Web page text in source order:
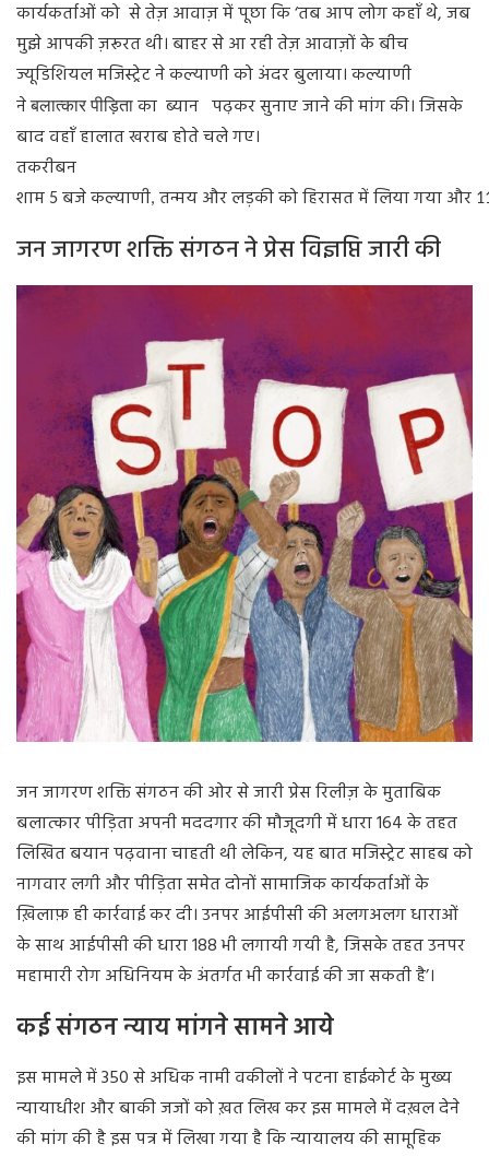
कार्यकर्ताओं को से तेज़ आवाज़ में पूछा कि ‘तब आप लोग कहाँ थे, जब
मुझे आपकी ज़रूरत थी। बाहर से आ रही तेज़ आवाज़ों के बीच
ज्यूडिशियल मजिस्ट्रेट ने कल्याणी को अंदर बुलाया। कल्याणी
नेबलात्कार पीड़िता का ब्यान पढ़कर सुनाए जाने की मांग की। जिसके
बाद वहाँ हालात खराब होते चले गए।
तकरीबन
शाम 5 बजे कल्याणी, तन्मय और लड़की को हिरासत में लिया गया और
जन जागरण शक्ति संगठन ने प्रेस विज्ञप्ति जारी की
जन जागरण शक्ति संगठन की ओर से जारी प्रेस रिलीज़ के मुताबिक
बलात्कार पीड़िता अपनी मददगार की मौजूदगी में धारा 164 के तहत
लिखित बयान पढ़वाना चाहती थी लेकिन, यह बात मजिस्ट्रेट साहब को
नागवार लगी और पीड़िता समेत दोनों सामाजिक कार्यकर्ताओं के
ख़िलाफ़ ही कार्रवाई कर दी। उनपर आईपीसी की अलगअलग धाराओं
के साथ आईपीसी की धारा 188 भी लगायी गयी है, जिसके तहत उनपर
महामारी रोग अधिनियम के अंतर्गत भी कार्रवाई की जा सकती है’।
कई संगठन न्याय मांगने सामने आये
इस मामले में 350 से अधिक नामी वकीलों ने पटना हाईकोर्ट के मुख्य
न्यायाधीश और बाकी जजों को ख़त लिख कर इस मामले में दख़ल देने
की मांग की है इस पत्र में लिखा गया है कि न्यायालय की सामूहिक